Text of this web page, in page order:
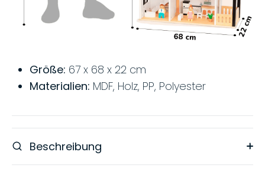
Größe: 67 x 68 x 22 cm
Materialien: MDF, Holz, PP, Polyester
Beschreibung